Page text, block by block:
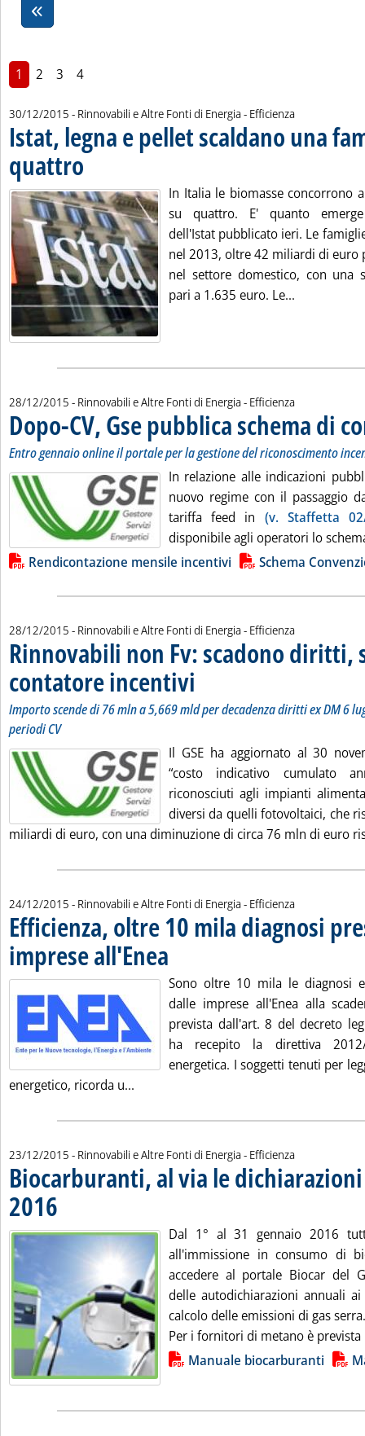
1 2 3 4
30/12/2015 - Rinnovabili e Altre Fonti di Energia - Efficienza
Istat, legna e pellet scaldano una
quattro. Pubblicata mercoledì 30 dicembre 2015 alle 11.22.
In Italia le biomasse concorrono
su quattro. E' quanto
dell'Istat pubblicato ieri. Le
nel 2013, oltre 42 miliardi di euro
nel settore domestico, con una
pari a 1.635 euro. Le...
28/12/2015 - Rinnovabili e Altre Fonti di Energia - Efficienza
Dopo-CV, Gse pubblica schema di
Entro gennaio online il portale per la gestione del riconoscimento
In relazione alle indicazioni
nuovo regime con il passaggio
tariffa feed in (v. Staffetta
disponibile agli operatori lo
Lista allegati PDF alla notizia
Rendicontazione mensile incentivi Schema
28/12/2015 - Rinnovabili e Altre Fonti di Energia - Efficienza
Rinnovabili non Fv: scadono diritti,
contatore incentivi
Importo scende di 76 mln a 5,669 mld per decadenza diritti ex DM 6
periodi CV
Il GSE ha aggiornato al 30
“costo indicativo cumulato
riconosciuti agli impianti
diversi da quelli fotovoltaici, che
miliardi di euro, con una diminuzione di circa 76 mln di euro
24/12/2015 - Rinnovabili e Altre Fonti di Energia - Efficienza
Efficienza, oltre 10 mila diagnosi
imprese all'Enea . Pubblicata giovedì 24 dicembre 2015 alle 9.2.
Sono oltre 10 mila le diagnosi
dalle imprese all'Enea alla
prevista dall'art. 8 del decreto
ha recepito la direttiva 2012/
energetica. I soggetti tenuti per
energetico, ricorda u...
23/12/2015 - Rinnovabili e Altre Fonti di Energia - Efficienza
Biocarburanti, al via le
2016
Dal 1° al 31 gennaio 2016
all'immissione in consumo di
accedere al portale Biocar del
delle autodichiarazioni annuali
calcolo delle emissioni di gas serra.
Per i fornitori di metano è prevista
Lista allegati PDF alla notiziaManuale biocarburanti